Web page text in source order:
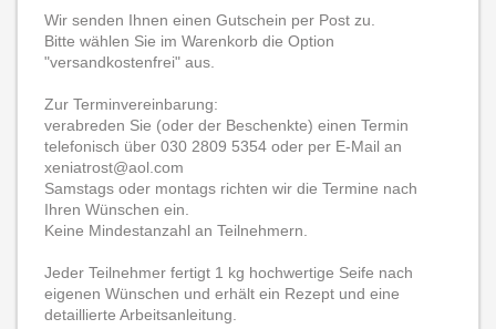
Wir senden Ihnen einen Gutschein per Post zu.
Bitte wählen Sie im Warenkorb die Option
"versandkostenfrei" aus.
Zur Terminvereinbarung:
verabreden Sie (oder der Beschenkte) einen Termin
telefonisch über 030 2809 5354 oder per E-Mail an
xeniatrost@aol.com
Samstags oder montags richten wir die Termine nach
Ihren Wünschen ein.
Keine Mindestanzahl an Teilnehmern.
Jeder Teilnehmer fertigt 1 kg hochwertige Seife nach
eigenen Wünschen und erhält ein Rezept und eine
detaillierte Arbeitsanleitung.